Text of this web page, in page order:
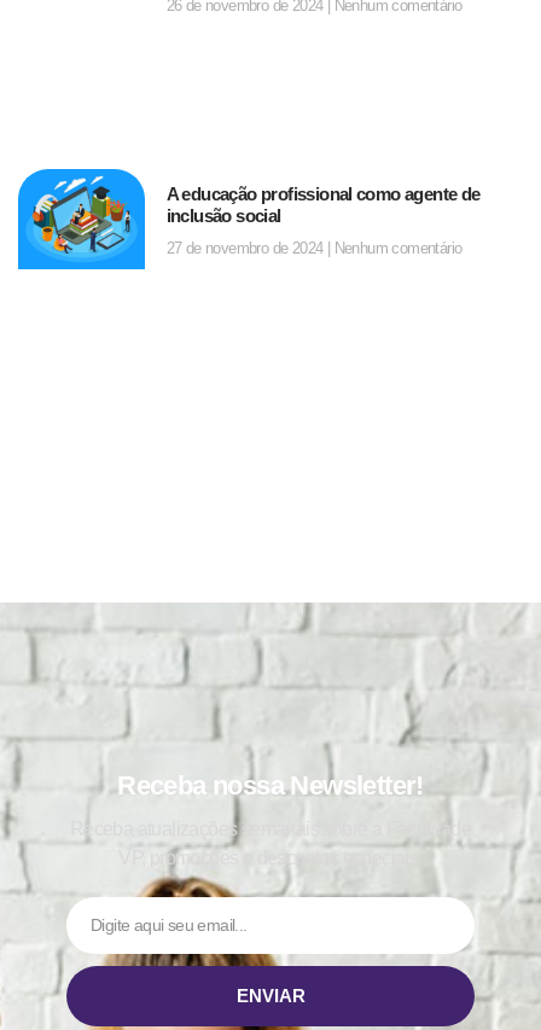
26 de novembro de 2024 Nenhum comentário
A educação profissional como agente de
inclusão social
27 de novembro de 2024 Nenhum comentário
Receba nossa Newsletter!
Receba atualizações semanais sobre a Faculdade
VP, promoções e descontos especiais.
ENVIAR